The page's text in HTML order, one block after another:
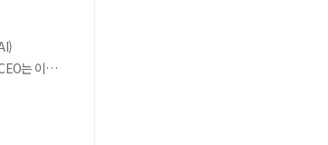
목하고
나온다.
프라
겠다”고
원 모델을
인프라인
크,
지만,
계의
문한다.